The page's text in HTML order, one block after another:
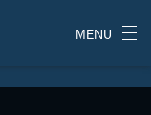
MENU